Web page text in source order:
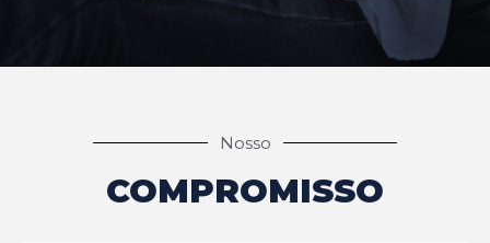
Nosso
COMPROMISSO